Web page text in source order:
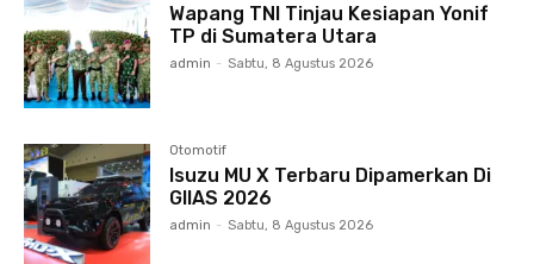
Wapang TNI Tinjau Kesiapan Yonif
TP di Sumatera Utara
admin - Sabtu, 8 Agustus 2026
Otomotif
Isuzu MU X Terbaru Dipamerkan Di
GIIAS 2026
admin - Sabtu, 8 Agustus 2026